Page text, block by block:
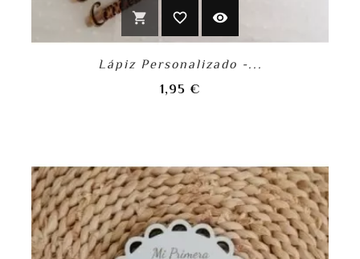
shopping_cart favorite_border visibility
Lápiz Personalizado -...
1,95 €